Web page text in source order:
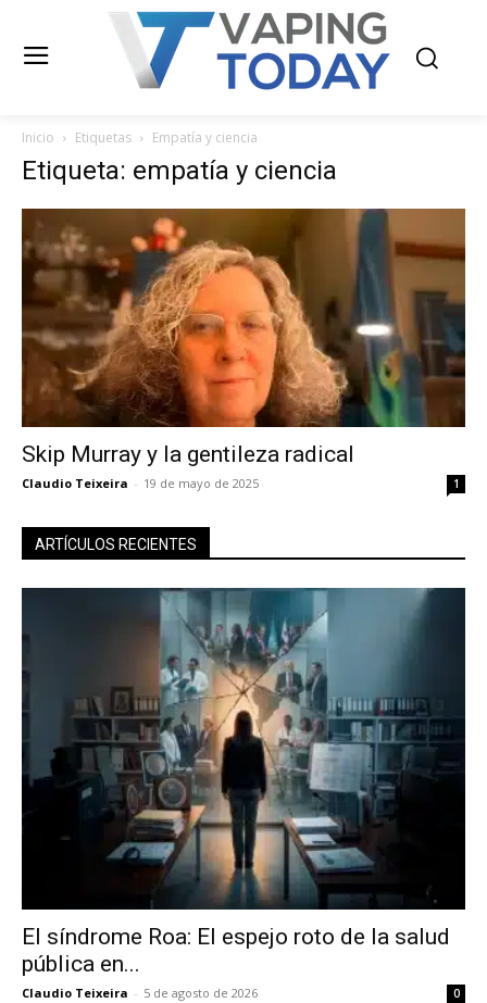
Inicio Etiquetas Empatía y ciencia
Etiqueta: empatía y ciencia
Skip Murray y la gentileza radical
Claudio Teixeira - 19 de mayo de 2025 1
ARTÍCULOS RECIENTES
El síndrome Roa: El espejo roto de la salud
pública en...
Claudio Teixeira - 5 de agosto de 2026 0